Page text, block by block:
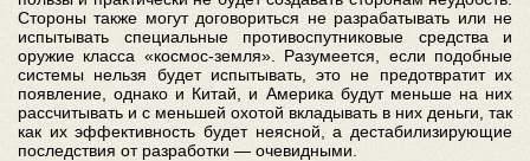
Стороны также могут договориться не разрабатывать или не
испытывать специальные противоспутниковые средства и
оружие класса «космос-земля». Разумеется, если подобные
системы нельзя будет испытывать, это не предотвратит их
появление, однако и Китай, и Америка будут меньше на них
рассчитывать и с меньшей охотой вкладывать в них деньги, так
как их эффективность будет неясной, а дестабилизирующие
последствия от разработки — очевидными.